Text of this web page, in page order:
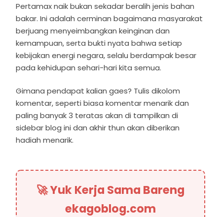
Pertamax naik bukan sekadar beralih jenis bahan
bakar. Ini adalah cerminan bagaimana masyarakat
berjuang menyeimbangkan keinginan dan
kemampuan, serta bukti nyata bahwa setiap
kebijakan energi negara, selalu berdampak besar
pada kehidupan sehari-hari kita semua.
Gimana pendapat kalian gaes? Tulis dikolom
komentar, seperti biasa komentar menarik dan
paling banyak 3 teratas akan di tampilkan di
sidebar blog ini dan akhir thun akan diberikan
hadiah menarik.
🚀 Yuk Kerja Sama Bareng
ekagoblog.com